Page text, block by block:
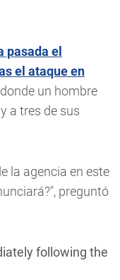
pasada el
el ataque en
donde un hombre
a tres de sus
la agencia en este
preguntó
following the